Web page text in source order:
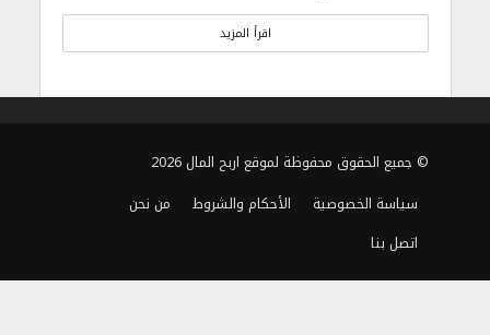
اقرأ المزيد
© جميع الحقوق محفوظة لموقع اربح المال 2026
سياسة الخصوصية
الأحكام والشروط
من نحن
اتصل بنا